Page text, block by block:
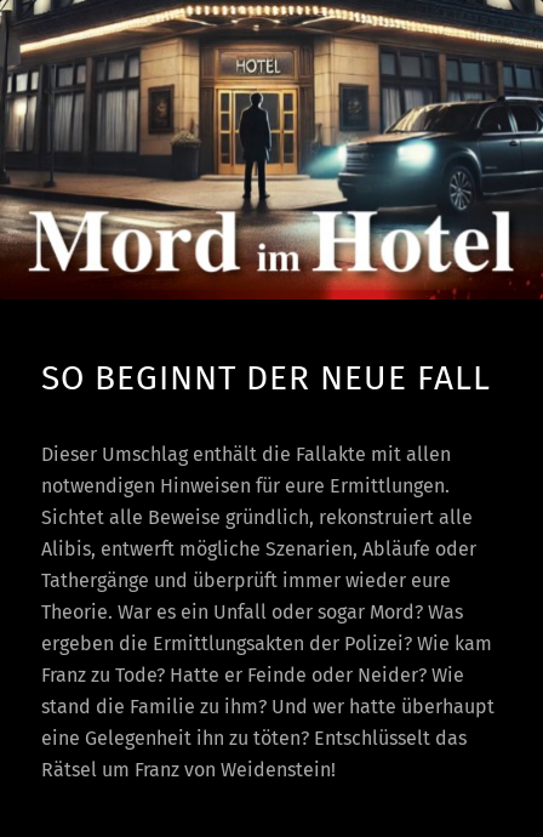
SO BEGINNT DER NEUE FALL
Dieser Umschlag enthält die Fallakte mit allen
notwendigen Hinweisen für eure Ermittlungen.
Sichtet alle Beweise gründlich, rekonstruiert alle
Alibis, entwerft mögliche Szenarien, Abläufe oder
Tathergänge und überprüft immer wieder eure
Theorie. War es ein Unfall oder sogar Mord? Was
ergeben die Ermittlungsakten der Polizei? Wie kam
Franz zu Tode? Hatte er Feinde oder Neider? Wie
stand die Familie zu ihm? Und wer hatte überhaupt
eine Gelegenheit ihn zu töten? Entschlüsselt das
Rätsel um Franz von Weidenstein!